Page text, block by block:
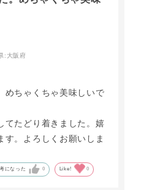
: 大阪府
めちゃくちゃ美味しいで
てたどり着きました。嬉
す。よろしくお願いしま
になった 0 Like! 0